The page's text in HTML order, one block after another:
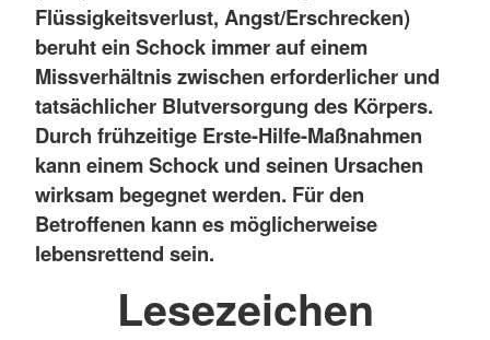
Flüssigkeitsverlust, Angst/Erschrecken)
beruht ein Schock immer auf einem
Missverhältnis zwischen erforderlicher und
tatsächlicher Blutversorgung des Körpers.
Durch frühzeitige Erste-Hilfe-Maßnahmen
kann einem Schock und seinen Ursachen
wirksam begegnet werden. Für den
Betroffenen kann es möglicherweise
lebensrettend sein.
Lesezeichen